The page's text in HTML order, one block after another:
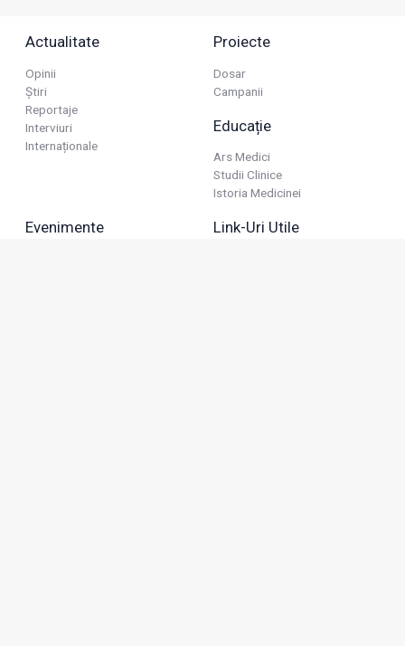
Actualitate
Opinii
Știri
Reportaje
Interviuri
Internaționale
Proiecte
Dosar
Campanii
Educație
Ars Medici
Studii Clinice
Istoria Medicinei
Evenimente Link-Uri Utile